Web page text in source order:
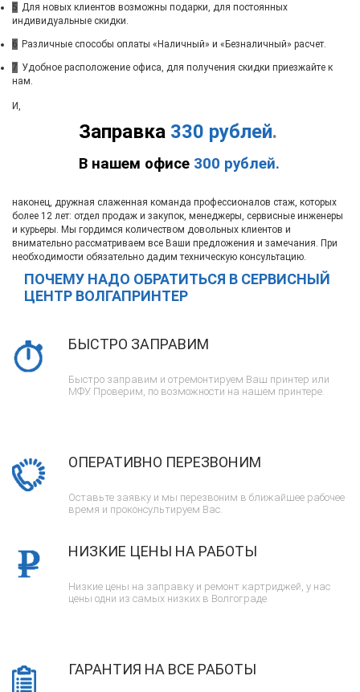
5 Для новых клиентов возможны подарки, для постоянных
индивидуальные скидки.
6 Различные способы оплаты «Наличный» и «Безналичный» расчет.
7 Удобное расположение офиса, для получения скидки приезжайте к
нам.
Заправка 330 рублей.
В нашем офисе 300 рублей.
И,
наконец, дружная слаженная команда профессионалов стаж, которых
более 12 лет: отдел продаж и закупок, менеджеры, сервисные инженеры
и курьеры. Мы гордимся количеством довольных клиентов и
внимательно рассматриваем все Ваши предложения и замечания. При
необходимости обязательно дадим техническую консультацию.
ПОЧЕМУ НАДО ОБРАТИТЬСЯ В СЕРВИСНЫЙ
ЦЕНТР ВОЛГАПРИНТЕР
БЫСТРО ЗАПРАВИМ
Быстро заправим и отремонтируем Ваш принтер или
МФУ. Проверим, по возможности на нашем принтере.
ОПЕРАТИВНО ПЕРЕЗВОНИМ
Оставьте заявку и мы перезвоним в ближайшее рабочее
время и проконсультируем Вас.
НИЗКИЕ ЦЕНЫ НА РАБОТЫ
Низкие цены на заправку и ремонт картриджей, у нас
цены одни из самых низких в Волгограде.
ГАРАНТИЯ НА ВСЕ РАБОТЫ